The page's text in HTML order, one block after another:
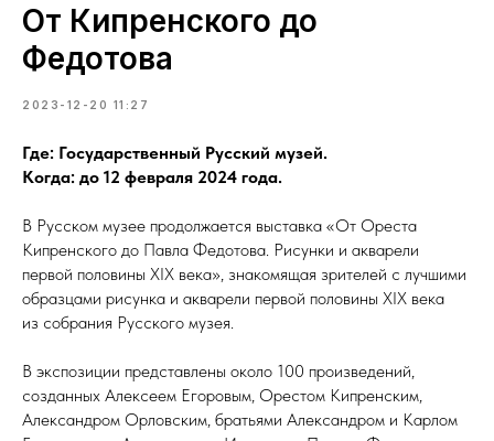
От Кипренского до
Федотова
2023-12-20 11:27
Где: Государственный Русский музей.
Когда: до 12 февраля 2024 года.
В Русском музее продолжается выставка «От Ореста
Кипренского до Павла Федотова. Рисунки и акварели
первой половины XIX века», знакомящая зрителей с лучшими
образцами рисунка и акварели первой половины XIX века
из собрания Русского музея.
В экспозиции представлены около 100 произведений,
созданных Алексеем Егоровым, Орестом Кипренским,
Александром Орловским, братьями Александром и Карлом